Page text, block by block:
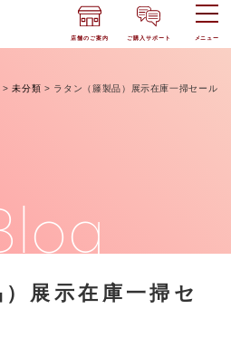
店舗のご案内 ご購入サポート メニュー
>未分類 > ラタン（籐製品）展示在庫一掃セール
展示在庫一掃セ